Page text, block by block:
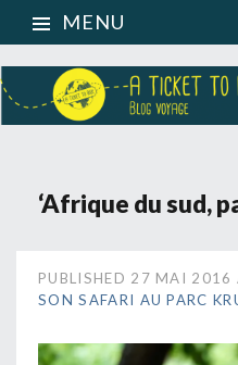
MENU
‘Afrique du sud,
PUBLISHED 27 MAI 2016
SON SAFARI AU PARC